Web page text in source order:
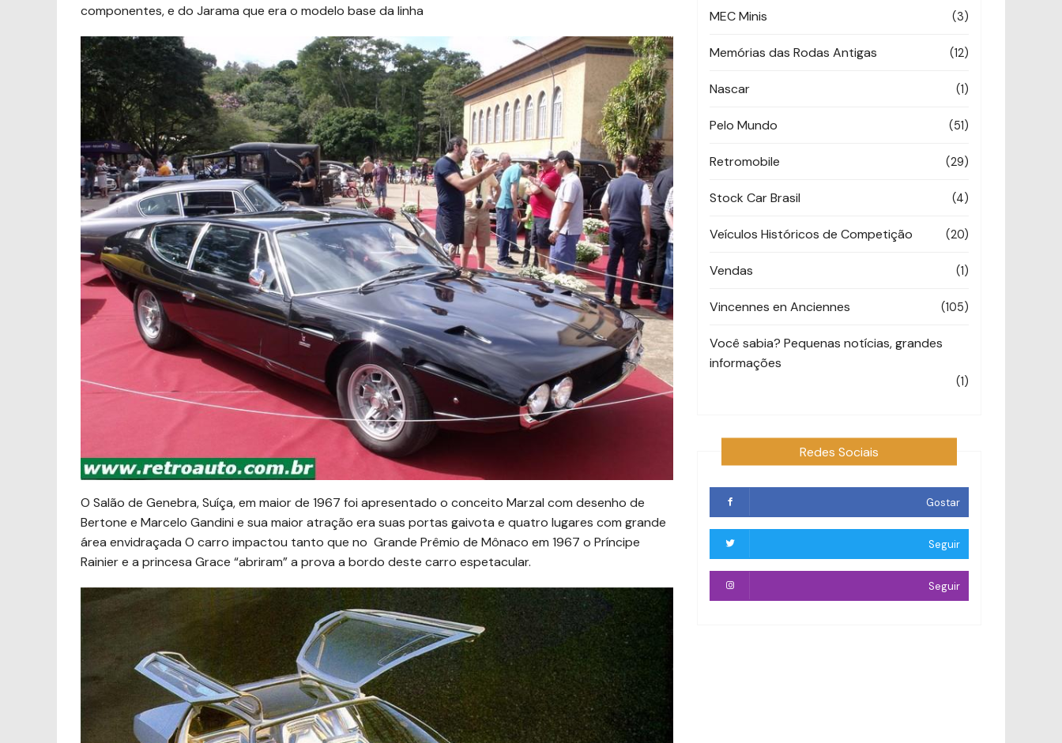
componentes, e do Jarama que era o modelo base da linha
O Salão de Genebra, Suíça, em maior de 1967 foi apresentado o conceito Marzal com desenho de
Bertone e Marcelo Gandini e sua maior atração era suas portas gaivota e quatro lugares com grande
área envidraçada O carro impactou tanto que no Grande Prêmio de Mônaco em 1967 o Príncipe
Rainier e a princesa Grace “abriram” a prova a bordo deste carro espetacular.
MEC Minis (3)
Memórias das Rodas Antigas (12)
Nascar (1)
Pelo Mundo (51)
Retromobile (29)
Stock Car Brasil (4)
Veículos Históricos de Competição (20)
Vendas (1)
Vincennes en Anciennes (105)
Você sabia? Pequenas notícias, grandes
informações
(1)
Redes Sociais
Gostar
Seguir
Seguir